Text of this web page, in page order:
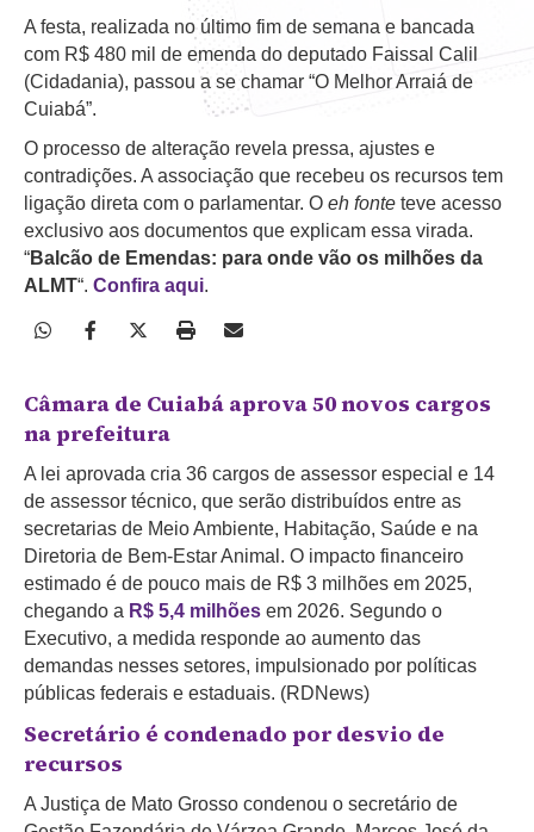
A festa, realizada no último fim de semana e bancada
com R$ 480 mil de emenda do deputado Faissal Calil
(Cidadania), passou a se chamar “O Melhor Arraiá de
Cuiabá”.
O processo de alteração revela pressa, ajustes e
contradições. A associação que recebeu os recursos tem
ligação direta com o parlamentar. O eh fonte teve acesso
exclusivo aos documentos que explicam essa virada.
“Balcão de Emendas: para onde vão os milhões da
ALMT“. Confira aqui.
Câmara de Cuiabá aprova 50 novos cargos
na prefeitura
A lei aprovada cria 36 cargos de assessor especial e 14
de assessor técnico, que serão distribuídos entre as
secretarias de Meio Ambiente, Habitação, Saúde e na
Diretoria de Bem-Estar Animal. O impacto financeiro
estimado é de pouco mais de R$ 3 milhões em 2025,
chegando a R$ 5,4 milhões em 2026. Segundo o
Executivo, a medida responde ao aumento das
demandas nesses setores, impulsionado por políticas
públicas federais e estaduais. (RDNews)
Secretário é condenado por desvio de
recursos
A Justiça de Mato Grosso condenou o secretário de